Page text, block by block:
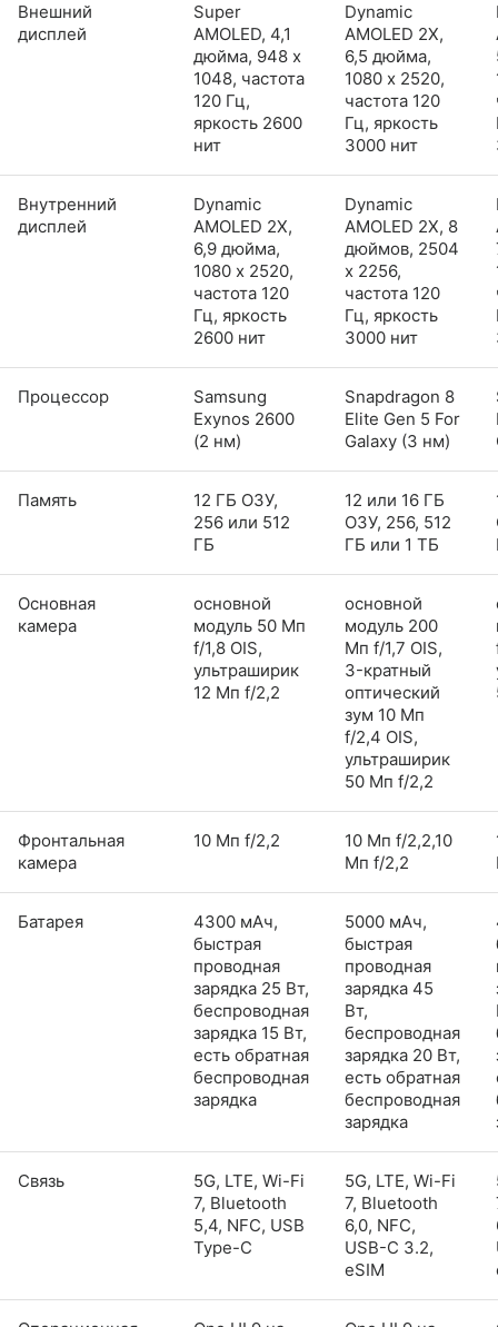
Внешний
дисплей
Super
AMOLED, 4,1
дюйма, 948 x
1048, частота
120 Гц,
яркость 2600
нит
Dynamic
AMOLED 2X,
6,5 дюйма,
1080 x 2520,
частота 120
Гц, яркость
3000 нит
Внутренний
дисплей
Dynamic
AMOLED 2X,
6,9 дюйма,
1080 x 2520,
частота 120
Гц, яркость
2600 нит
Dynamic
AMOLED 2X, 8
дюймов, 2504
x 2256,
частота 120
Гц, яркость
3000 нит
Процессор
Samsung
Exynos 2600
(2 нм)
Snapdragon 8
Elite Gen 5 For
Galaxy (3 нм)
Память
12 ГБ ОЗУ,
256 или 512
ГБ
12 или 16 ГБ
ОЗУ, 256, 512
ГБ или 1 ТБ
Основная
камера
основной
модуль 50 Мп
f/1,8 OIS,
ультраширик
12 Мп f/2,2
основной
модуль 200
Мп f/1,7 OIS,
3-кратный
оптический
зум 10 Мп
f/2,4 OIS,
ультраширик
50 Мп f/2,2
Фронтальная
камера
10 Мп f/2,2
10 Мп f/2,2,10
Мп f/2,2
Батарея
4300 мАч,
быстрая
проводная
зарядка 25 Вт,
беспроводная
зарядка 15 Вт,
есть обратная
беспроводная
зарядка
5000 мАч,
быстрая
проводная
зарядка 45
Вт,
беспроводная
зарядка 20 Вт,
есть обратная
беспроводная
зарядка
Связь
5G, LTE, Wi-Fi
7, Bluetooth
5,4, NFC, USB
Type-C
5G, LTE, Wi-Fi
7, Bluetooth
6,0, NFC,
USB-C 3.2,
eSIM